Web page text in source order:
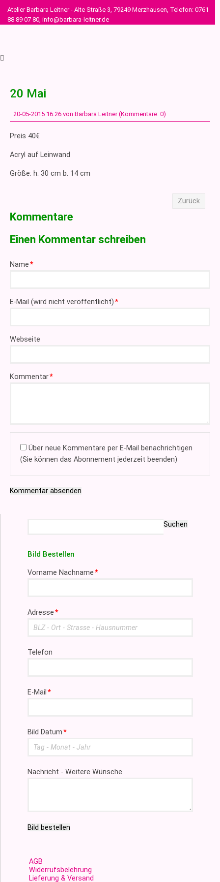
Atelier Barbara Leitner - Alte Straße 3, 79249 Merzhausen, Telefon: 0761
88 89 07 80, info@barbara-leitner.de
20 Mai
20-05-2015 16:26 von Barbara Leitner (Kommentare: 0)
Preis 40€
Acryl auf Leinwand
Größe: h. 30 cm b. 14 cm
Zurück
Kommentare
Einen Kommentar schreiben
Pflichtfeld
Name*
Pflichtfeld
E-Mail (wird nicht veröffentlicht)*
Webseite
Pflichtfeld
Kommentar*
Über neue Kommentare per E-Mail benachrichtigen
(Sie können das Abonnement jederzeit beenden)
Kommentar absenden
Suchen
Bild Bestellen
Pflichtfeld
Vorname Nachname*
Pflichtfeld
Adresse*
Telefon
Pflichtfeld
E-Mail*
Pflichtfeld
Bild Datum*
Nachricht - Weitere Wünsche
Bild bestellen
AGB
Widerrufsbelehrung
Lieferung & Versand